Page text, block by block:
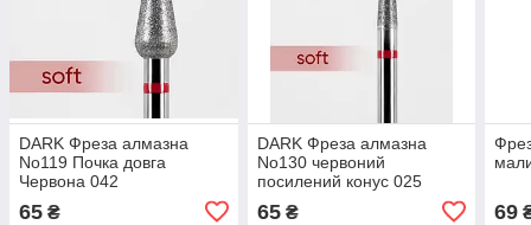
DARK Фреза алмазна
No119 Почка довга
Червона 042
65 ₴
DARK Фреза алмазна
No130 червоний
посилений конус 025
65₴ 69